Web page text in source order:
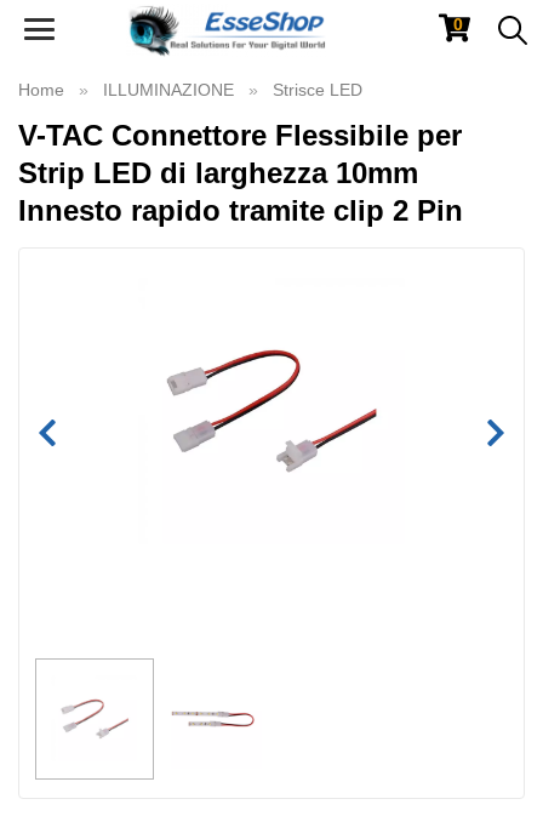
Toggle
0
Home ILLUMINAZIONE Strisce LED
V-TAC Connettore Flessibile per
Strip LED di larghezza 10mm
Innesto rapido tramite clip 2 Pin